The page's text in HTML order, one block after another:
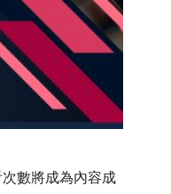
次數將成為內容成